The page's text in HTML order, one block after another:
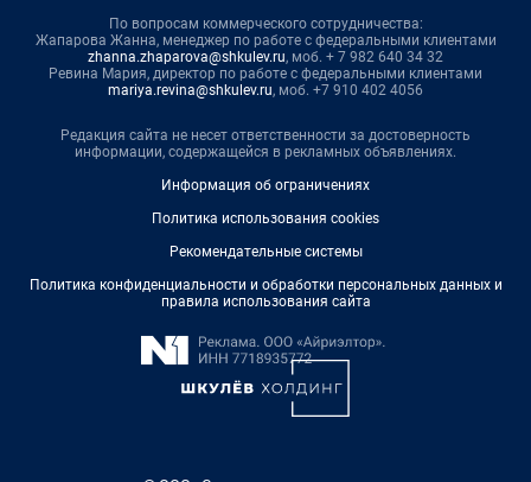
По вопросам коммерческого сотрудничества:
Жапарова Жанна, менеджер по работе с федеральными клиентами
zhanna.zhaparova@shkulev.ru, моб. + 7 982 640 34 32
Ревина Мария, директор по работе с федеральными клиентами
mariya.revina@shkulev.ru, моб. +7 910 402 4056
Редакция сайта не несет ответственности за достоверность
информации, содержащейся в рекламных объявлениях.
Информация об ограничениях
Политика использования cookies
Рекомендательные системы
Политика конфиденциальности и обработки персональных данных и
правила использования сайта